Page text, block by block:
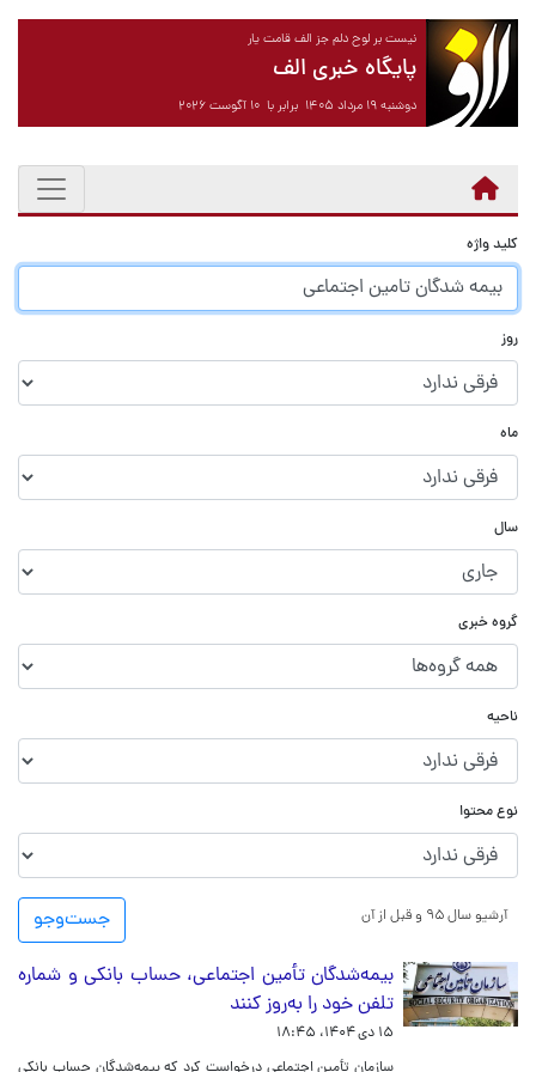
نیست بر لوح دلم جز الف قامت یار
پایگاه خبری الف
دوشنبه ۱۹ مرداد ۱۴۰۵ برابر با ۱۰ آگوست ۲۰۲۶
کلید واژه
روز
ماه
سال
گروه خبری
ناحیه
نوع محتوا
جست‌و‌جو آرشیو سال ۹۵ و قبل از آن
بیمه‌شدگان تأمین اجتماعی، حساب بانکی و شماره
تلفن خود را به‌روز کنند
۱۵ دی ۱۴۰۴، ۱۸:۴۵